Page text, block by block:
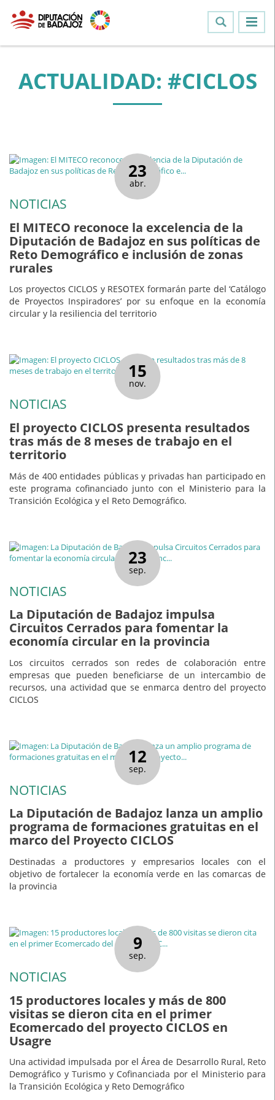
ACTUALIDAD: #CICLOS
23
abr.
NOTICIAS
El MITECO reconoce la excelencia de la
Diputación de Badajoz en sus políticas de
Reto Demográfico e inclusión de zonas
rurales
Los proyectos CICLOS y RESOTEX formarán parte del ‘Catálogo
de Proyectos Inspiradores’ por su enfoque en la economía
circular y la resiliencia del territorio
15
nov.
NOTICIAS
El proyecto CICLOS presenta resultados
tras más de 8 meses de trabajo en el
territorio
Más de 400 entidades públicas y privadas han participado en
este programa cofinanciado junto con el Ministerio para la
Transición Ecológica y el Reto Demográfico.
23
sep.
NOTICIAS
La Diputación de Badajoz impulsa
Circuitos Cerrados para fomentar la
economía circular en la provincia
Los circuitos cerrados son redes de colaboración entre
empresas que pueden beneficiarse de un intercambio de
recursos, una actividad que se enmarca dentro del proyecto
CICLOS
12
sep.
NOTICIAS
La Diputación de Badajoz lanza un amplio
programa de formaciones gratuitas en el
marco del Proyecto CICLOS
Destinadas a productores y empresarios locales con el
objetivo de fortalecer la economía verde en las comarcas de
la provincia
9
sep.
NOTICIAS
15 productores locales y más de 800
visitas se dieron cita en el primer
Ecomercado del proyecto CICLOS en
Usagre
Una actividad impulsada por el Área de Desarrollo Rural, Reto
Demográfico y Turismo y Cofinanciada por el Ministerio para
la Transición Ecológica y Reto Demográfico